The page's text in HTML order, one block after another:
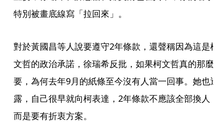
特別被畫底線寫「拉回來」。
對於黃國昌等人說要遵守2年條款，還聲稱因為這是
文哲的政治承諾，徐瑞希反批，如果柯文哲真的那麼
要，為何去年9月的紙條至今沒有人當一回事。她也
露，自己很早就向柯表達，2年條款不應該全部換人
而是要有折衷方案。